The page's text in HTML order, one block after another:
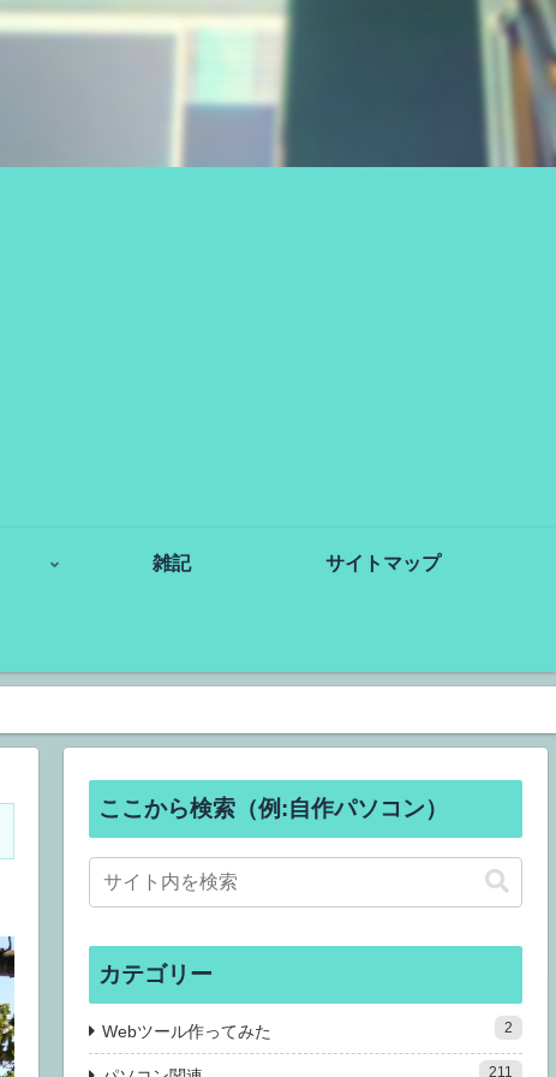
雑記 サイトマップ
ここから検索（例:自作パソコン）
カテゴリー
Webツール作ってみた 2
211